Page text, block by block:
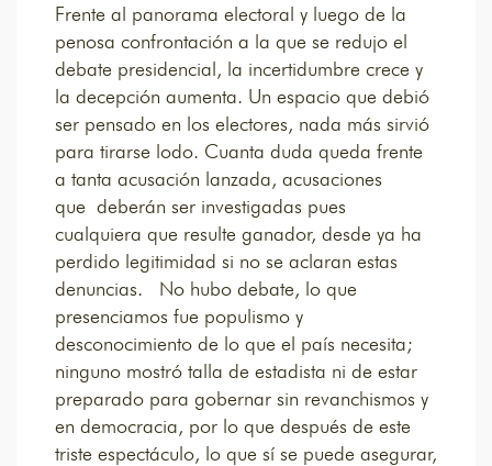
Frente al panorama electoral y luego de la
penosa confrontación a la que se redujo el
debate presidencial, la incertidumbre crece y
la decepción aumenta. Un espacio que debió
ser pensado en los electores, nada más sirvió
para tirarse lodo. Cuanta duda queda frente
a tanta acusación lanzada, acusaciones
que deberán ser investigadas pues
cualquiera que resulte ganador, desde ya ha
perdido legitimidad si no se aclaran estas
denuncias. No hubo debate, lo que
presenciamos fue populismo y
desconocimiento de lo que el país necesita;
ninguno mostró talla de estadista ni de estar
preparado para gobernar sin revanchismos y
en democracia, por lo que después de este
triste espectáculo, lo que sí se puede asegurar,